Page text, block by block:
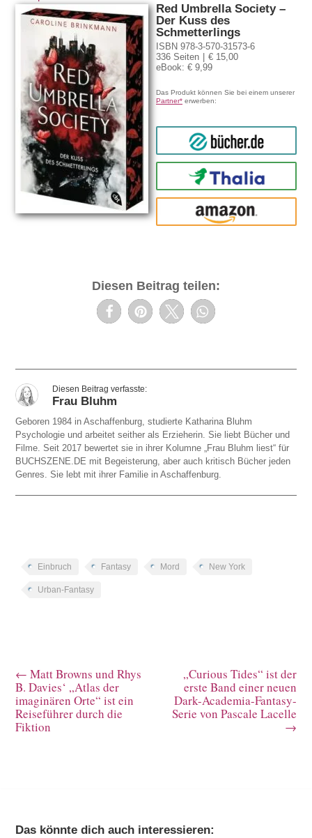
Red Umbrella Society –
Der Kuss des
Schmetterlings
ISBN 978-3-570-31573-6
336 Seiten
€ 15,00
eBook: € 9,99
Das Produkt können Sie bei einem unserer
Partner* erwerben:
bücher.de
Thalia
amazon
Diesen Beitrag teilen:
Frau Bluhm
Geboren 1984 in Aschaffenburg, studierte Katharina Bluhm
Psychologie und arbeitet seither als Erzieherin. Sie liebt Bücher und
Filme. Seit 2017 bewertet sie in ihrer Kolumne „Frau Bluhm liest“ für
BUCHSZENE.DE mit Begeisterung, aber auch kritisch Bücher jeden
Genres. Sie lebt mit ihrer Familie in Aschaffenburg.
Einbruch Fantasy Mord New York
Urban-Fantasy
←Matt Browns und Rhys
B. Davies‘ „Atlas der
imaginären Orte“ ist ein
Reiseführer durch die
Fiktion
„Curious Tides“ ist der
erste Band einer neuen
Dark-Academia-Fantasy-
Serie von Pascale Lacelle
→
Das könnte dich auch interessieren: